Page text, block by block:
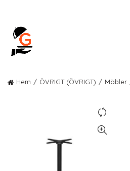
Hem ÖVRIGT (ÖVRIGT) Möbler